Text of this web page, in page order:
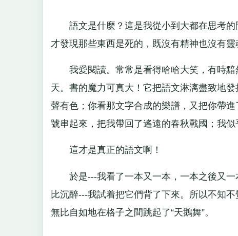
語文是什麼？這是我從小到大都在思考的
才發現那些東西是死的，既沒有精神也沒有靈
我愛閱讀。常常是看得哈哈大笑，有時黯
天。書的魔力可真大！它把語文淋漓盡致地
聲有色；你看那文字合成的樂譜，又把你帶
號串起來，把我帶回了遙遠的春秋戰國；我
這才是真正的語文啊！
於是---我看了一本又一本，一本之後又一
比沉醉---我試着把它們背了下來。所以不知
無比自如地在格子之間跳起了“天鵝舞”。